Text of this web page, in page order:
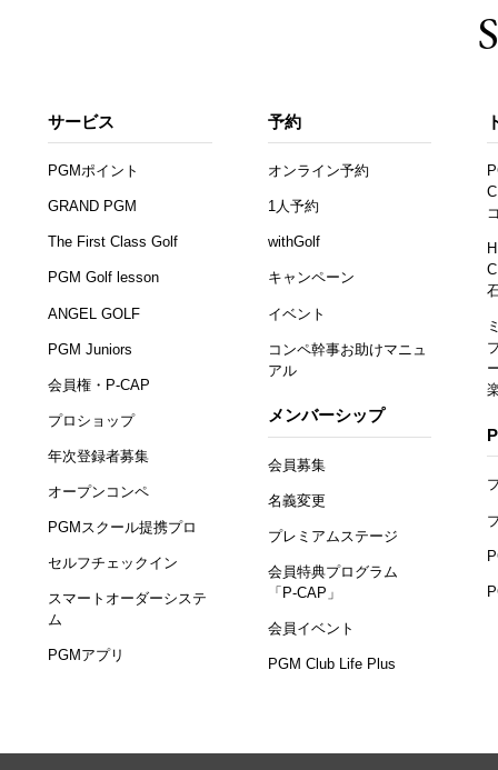
サービス
PGMポイント
GRAND PGM
The First Class Golf
PGM Golf lesson
ANGEL GOLF
PGM Juniors
会員権・P-CAP
プロショップ
年次登録者募集
オープンコンペ
PGMスクール提携プロ
セルフチェックイン
スマートオーダーシステ
ム
PGMアプリ
予約
オンライン予約
1人予約
withGolf
キャンペーン
イベント
コンペ幹事お助けマニュ
アル
メンバーシップ
会員募集
名義変更
プレミアムステージ
会員特典プログラム
「P-CAP」
会員イベント
PGM Club Life Plus